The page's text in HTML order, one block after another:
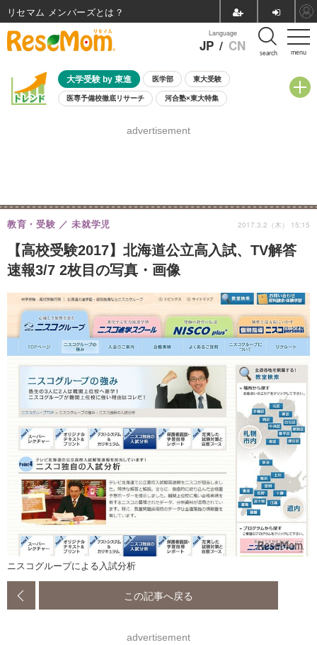
menu
Language
JP / CN search
大学受験 by 東進 医学部 東大受験
医専予備校徹底リサーチ 河合塾×東大特集
8月開催学校説明会・相談会
advertisement
【高校受験2017】北海道公立高入試、TV解答
速報3/7 2枚目の写真・画像
教育・受験 未就学児 2017.3.2（木） 15:15
ニスコグループによる入試分析
この記事へ戻る
advertisement
リセマム メンバーズ